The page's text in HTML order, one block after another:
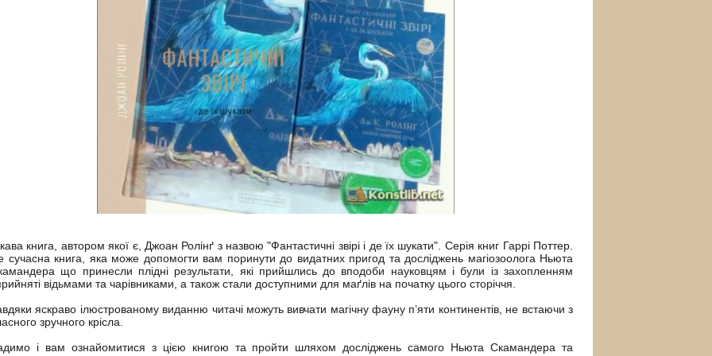
книга, автором якої є, Джоан Ролінґ з назвою "Фантастичні звірі і де їх шукати". Серія книг Гаррі Поттер.
сучасна книга, яка може допомогти вам поринути до видатних пригод та досліджень магіозоолога Ньюта
що принесли плідні результати, які прийшлись до вподоби науковцям і були із захопленням
відьмами та чарівниками, а також стали доступними для маґлів на початку цього сторіччя.
яскраво ілюстрованому виданню читачі можуть вивчати магічну фауну п’яти континентів, не встаючи з
зручного крісла.
і вам ознайомитися з цією книгою та пройти шляхом досліджень самого Ньюта Скамандера та